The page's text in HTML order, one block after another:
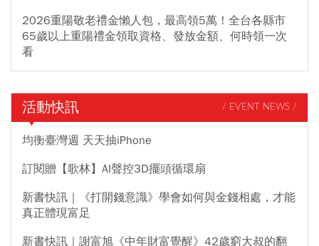
2026重陽敬老禮金懶人包，最高領5萬！全台各縣市
65歲以上重陽禮金領取資格、發放金額、何時領一次
看
活動快訊 / EVENT NEWS /
均衡臺灣週 天天抽iPhone
訂閱贈【歌林】AI聲控3D擺頭循環扇
新書快訊｜《打開錢意識》學會如何與金錢相處，才能
真正體現富足
新書快訊｜謝富旭《中年財富覺醒》42歲窮大叔的翻